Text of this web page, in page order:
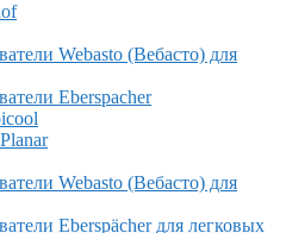
Webasto (Вебасто) для
Eberspacher
Webasto (Вебасто) для
Eberspächer для легковых